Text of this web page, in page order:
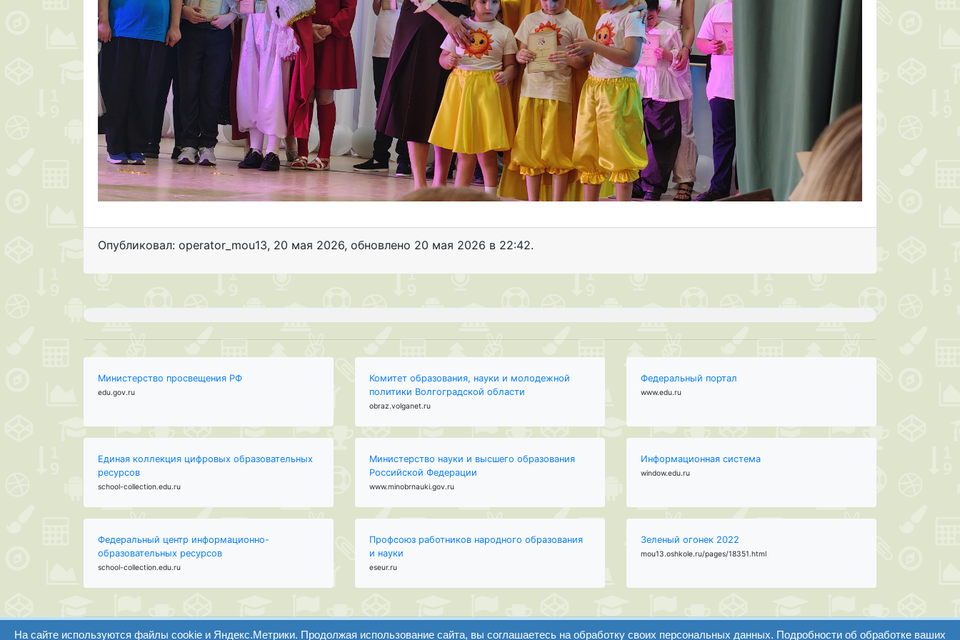
Опубликовал: operator_mou13, 20 мая 2026, обновлено 20 мая 2026 в 22:42.
Министерство просвещения РФ
edu.gov.ru
Комитет образования, науки и молодежной
политики Волгоградской области
obraz.volganet.ru
Федеральный портал
www.edu.ru
Единая коллекция цифровых образовательных
ресурсов
school-collection.edu.ru
Министерство науки и высшего образования
Российской Федерации
www.minobrnauki.gov.ru
Информационная система
window.edu.ru
Федеральный центр информационно-
образовательных ресурсов
school-collection.edu.ru
Профсоюз работников народного образования
и науки
eseur.ru
Зеленый огонек 2022
mou13.oshkole.ru/pages/18351.html
На сайте используются файлы cookie и Яндекс.Метрики. Продолжая использование сайта, вы соглашаетесь на обработку своих персональных данных. Подробности об обработке ваших